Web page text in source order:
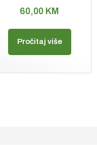
PRAH 300G
60,00 KM
Pročitaj više